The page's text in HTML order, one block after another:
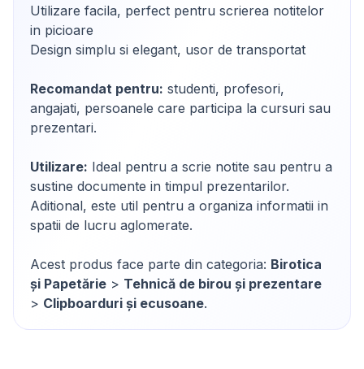
Utilizare facila, perfect pentru scrierea notitelor
in picioare
Design simplu si elegant, usor de transportat
Recomandat pentru: studenti, profesori,
angajati, persoanele care participa la cursuri sau
prezentari.
Utilizare: Ideal pentru a scrie notite sau pentru a
sustine documente in timpul prezentarilor.
Aditional, este util pentru a organiza informatii in
spatii de lucru aglomerate.
Acest produs face parte din categoria: Birotica
și Papetărie > Tehnică de birou și prezentare
> Clipboarduri și ecusoane.